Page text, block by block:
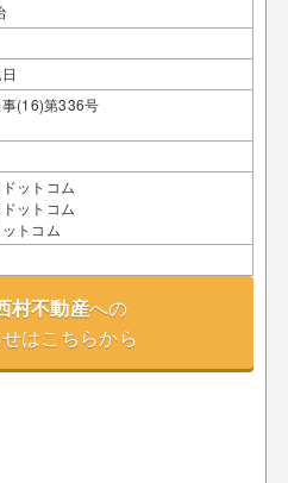
(16)第336号
ットコム
ットコム
トコム
村不動産への
はこちらから